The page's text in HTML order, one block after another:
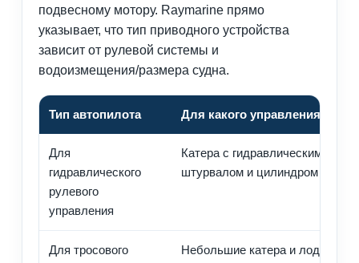
подвесному мотору. Raymarine прямо
указывает, что тип приводного устройства
зависит от рулевой системы и
водоизмещения/размера судна.
Тип автопилота Для какого управления
Для
гидравлического
рулевого
управления
Катера с гидравлическим
штурвалом и цилиндром
Для тросового
Небольшие катера и лодки